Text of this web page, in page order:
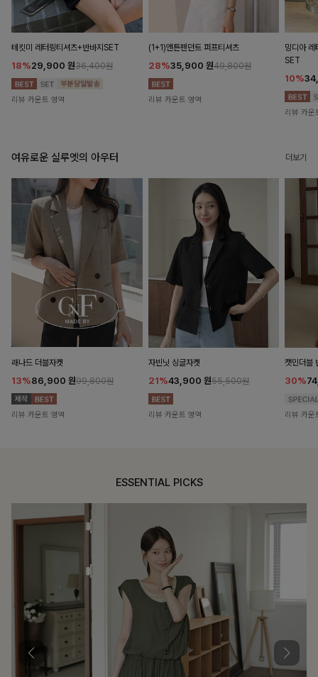
테킷미 레터링티셔츠+반바지SET
18%29,900 원36,400원
리뷰 카운트 영역
(1+1)앤튼펜던트 퍼프티셔츠
28%35,900 원49,800원
리뷰 카운트 영역
밍디아 레
SET
10%
리뷰 카운
여유로운 실루엣의 아우터 더보기
래나드 더블자켓
13%86,900 원99,800원
리뷰 카운트 영역
자빈닛 싱글자켓
21%43,900 원55,500원
리뷰 카운트 영역
캣민더블
30%
리뷰 카운
ESSENTIAL PICKS